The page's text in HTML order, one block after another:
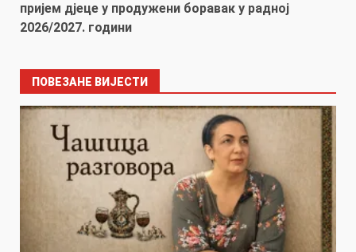
пријем дјеце у продужени боравак у радној
2026/2027. години
ПОВЕЗАНЕ ВИЈЕСТИ